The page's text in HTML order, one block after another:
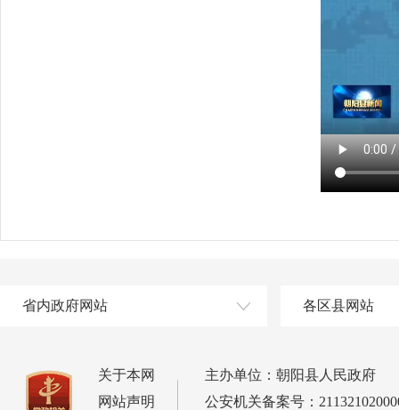
省内政府网站 各区县网站
关于本网
网站声明
主办单位：朝阳县人民政府
公安机关备案号：